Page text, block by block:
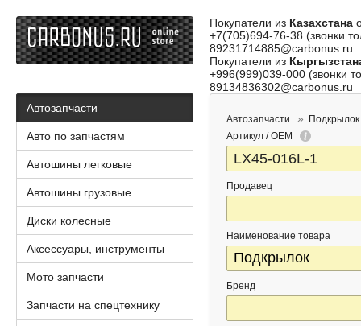
Покупатели из Казахстана
+7(705)694-76-38 (звонки
89231714885@carbonus.ru
Покупатели из
+996(999)039-000 (звонки
89134836302@carbonus.ru
Автозапчасти
Подкрылок
Артикул / OEM
Продавец
Наименование товара
Бренд
Автозапчасти
Авто по запчастям
Автошины легковые
Автошины грузовые
Диски колесные
Аксессуары, инструменты
Мото запчасти
Запчасти на спецтехнику